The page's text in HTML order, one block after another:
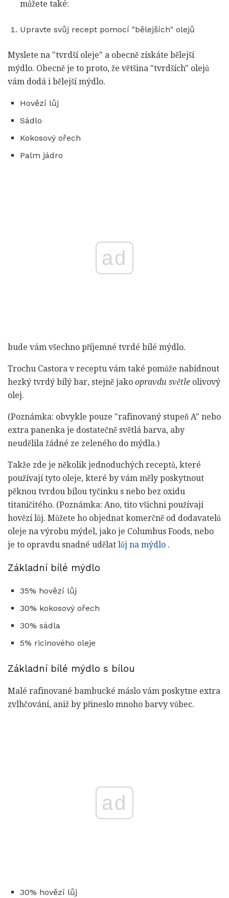
můžete také:
Upravte svůj recept pomocí "bělejších" olejů
Myslete na "tvrdší oleje" a obecně získáte bělejší
mýdlo. Obecně je to proto, že většina "tvrdších" olejů
vám dodá i bělejší mýdlo.
Hovězí lůj
Sádlo
Kokosový ořech
Palm jádro
ad
bude vám všechno příjemné tvrdé bílé mýdlo.
Trochu Castora v receptu vám také pomůže nabídnout
hezký tvrdý bílý bar, stejně jako opravdu světle olivový
olej.
(Poznámka: obvykle pouze "rafinovaný stupeň A" nebo
extra panenka je dostatečně světlá barva, aby
neudělila žádné ze zeleného do mýdla.)
Takže zde je několik jednoduchých receptů, které
používají tyto oleje, které by vám měly poskytnout
pěknou tvrdou bílou tyčinku s nebo bez oxidu
titaničitého. (Poznámka: Ano, tito všichni používají
hovězí lůj. Můžete ho objednat komerčně od dodavatelů
oleje na výrobu mýdel, jako je Columbus Foods, nebo
je to opravdu snadné udělat lůj na mýdlo .
Základní bílé mýdlo
35% hovězí lůj
30% kokosový ořech
30% sádla
5% ricinového oleje
Základní bílé mýdlo s bílou
Malé rafinované bambucké máslo vám poskytne extra
zvlhčování, aniž by přineslo mnoho barvy vůbec.
ad
30% hovězí lůj